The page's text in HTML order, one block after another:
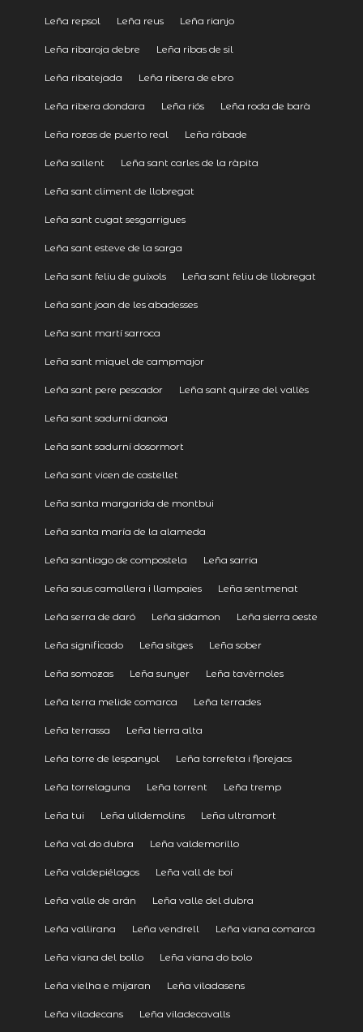
Leña repsol Leña reus Leña rianjo
Leña ribaroja debre Leña ribas de sil
Leña ribatejada Leña ribera de ebro
Leña ribera dondara Leña riós Leña roda de barà
Leña rozas de puerto real Leña rábade
Leña sallent Leña sant carles de la ràpita
Leña sant climent de llobregat
Leña sant cugat sesgarrigues
Leña sant esteve de la sarga
Leña sant feliu de guíxols Leña sant feliu de llobregat
Leña sant joan de les abadesses
Leña sant martí sarroca
Leña sant miquel de campmajor
Leña sant pere pescador Leña sant quirze del vallès
Leña sant sadurní danoia
Leña sant sadurní dosormort
Leña sant vicen de castellet
Leña santa margarida de montbui
Leña santa maría de la alameda
Leña santiago de compostela Leña sarria
Leña saus camallera i llampaies Leña sentmenat
Leña serra de daró Leña sidamon Leña sierra oeste
Leña significado Leña sitges Leña sober
Leña somozas Leña sunyer Leña tavèrnoles
Leña terra melide comarca Leña terrades
Leña terrassa Leña tierra alta
Leña torre de lespanyol Leña torrefeta i florejacs
Leña torrelaguna Leña torrent Leña tremp
Leña tui Leña ulldemolins Leña ultramort
Leña val do dubra Leña valdemorillo
Leña valdepiélagos Leña vall de boí
Leña valle de arán Leña valle del dubra
Leña vallirana Leña vendrell Leña viana comarca
Leña viana del bollo Leña viana do bolo
Leña vielha e mijaran Leña viladasens
Leña viladecans Leña viladecavalls